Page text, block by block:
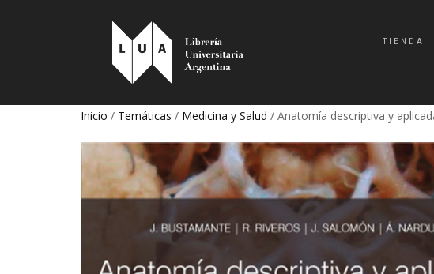
TIENDA
Inicio / Temáticas / Medicina y Salud / Anatomía descriptiva y